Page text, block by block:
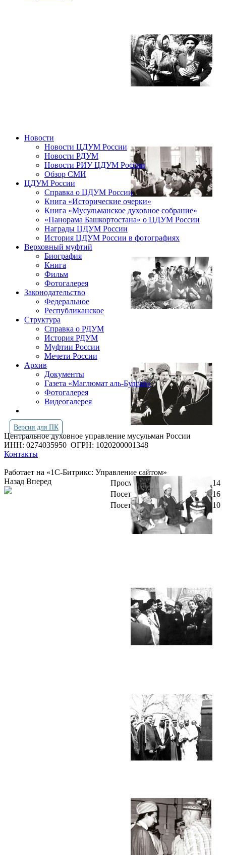
Новости
Новости ЦДУМ России
Новости РДУМ
Новости РИУ ЦДУМ России
Обзор СМИ
ЦДУМ России
Справка о ЦДУМ России
Книга «Исторические очерки»
Книга «Мусульманское духовное собрание»
«Панорама Башкортостана» о ЦДУМ России
Награды ЦДУМ России
История ЦДУМ России в фотографиях
Верховный муфтий
Биография
Книга
Фильм
Фотогалерея
Законодательство
Федеральное
Республиканское
Структура
Справка о РДУМ
История РДУМ
Муфтии России
Мечети России
Архив
Документы
Газета «Маглюмат аль-Булгар»
Фотогалерея
Видеогалерея
Версия для ПК
Центральное духовное управление мусульман России
ИНН: 0274035950 ОГРН: 1020200001348
Контакты
Работает на «1С-Битрикс: Управление сайтом»
Просмотров всего:
4251814
Посетителей сегодня:
2316
Посетителей в онлайн:
10
Назад Вперед